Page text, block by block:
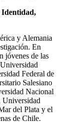
Identidad,
y Alemania
En
jóvenes de las
Federal de
Salesiano
Nacional
Universidad
del Plata y el
de Chile.